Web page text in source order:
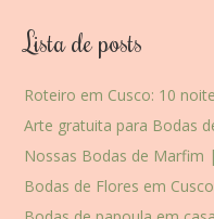
Lista de posts
Roteiro em Cusco: 10
Arte gratuita para Bodas
Nossas Bodas de Marfim
Bodas de Flores em